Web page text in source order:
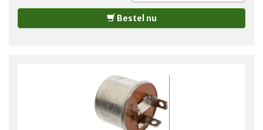
Bestel nu